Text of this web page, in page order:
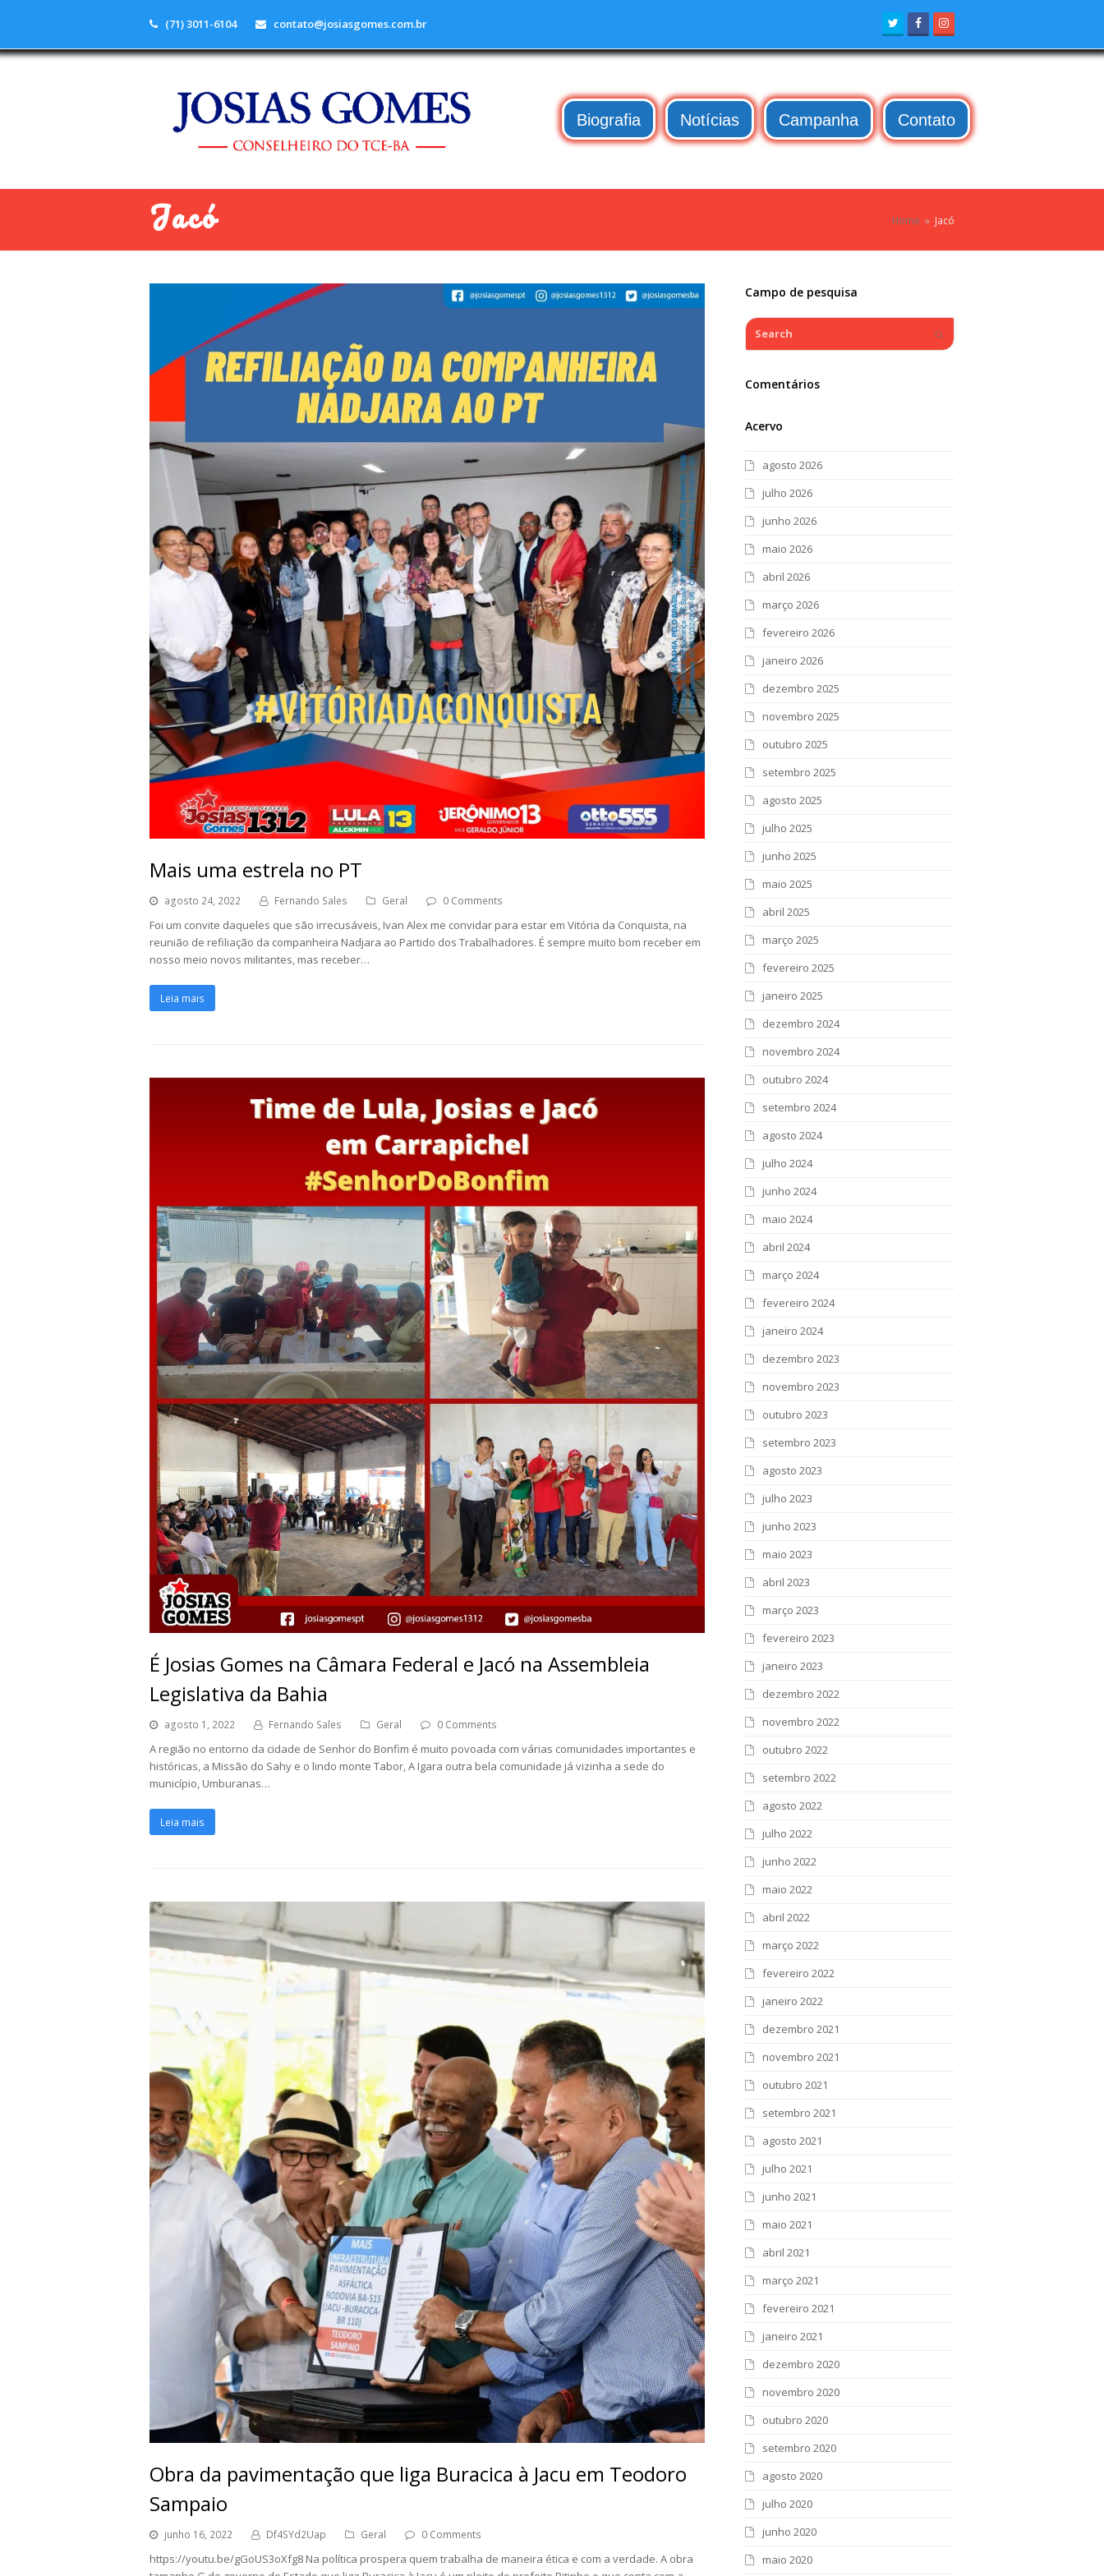
(71) 3011-6104 contato@josiasgomes.com.br TwitterFacebook
Biografia Notícias Campanha Contato
Jacó Home » Jacó
Mais uma estrela no PT
agosto 24, 2022 Fernando Sales Geral 0 Comments
Foi um convite daqueles que são irrecusáveis, Ivan Alex me convidar para estar em Vitória da Conquista, na
reunião de refiliação da companheira Nadjara ao Partido dos Trabalhadores. É sempre muito bom receber em
nosso meio novos militantes, mas receber…
Leia mais
É Josias Gomes na Câmara Federal e Jacó na Assembleia
Legislativa da Bahia
agosto 1, 2022 Fernando Sales Geral 0 Comments
A região no entorno da cidade de Senhor do Bonfim é muito povoada com várias comunidades importantes e
históricas, a Missão do Sahy e o lindo monte Tabor, A Igara outra bela comunidade já vizinha a sede do
município, Umburanas…
Leia mais
Obra da pavimentação que liga Buracica à Jacu em Teodoro
Sampaio
junho 16, 2022 Df4SYd2Uap Geral 0 Comments
https://youtu.be/gGoUS3oXfg8 Na política prospera quem trabalha de maneira ética e com a verdade. A obra
Campo de pesquisa
Search
Comentários
Acervo
agosto 2026
julho 2026
junho 2026
maio 2026
abril 2026
março 2026
fevereiro 2026
janeiro 2026
dezembro 2025
novembro 2025
outubro 2025
setembro 2025
agosto 2025
julho 2025
junho 2025
maio 2025
abril 2025
março 2025
fevereiro 2025
janeiro 2025
dezembro 2024
novembro 2024
outubro 2024
setembro 2024
agosto 2024
julho 2024
junho 2024
maio 2024
abril 2024
março 2024
fevereiro 2024
janeiro 2024
dezembro 2023
novembro 2023
outubro 2023
setembro 2023
agosto 2023
julho 2023
junho 2023
maio 2023
abril 2023
março 2023
fevereiro 2023
janeiro 2023
dezembro 2022
novembro 2022
outubro 2022
setembro 2022
agosto 2022
julho 2022
junho 2022
maio 2022
abril 2022
março 2022
fevereiro 2022
janeiro 2022
dezembro 2021
novembro 2021
outubro 2021
setembro 2021
agosto 2021
julho 2021
junho 2021
maio 2021
abril 2021
março 2021
fevereiro 2021
janeiro 2021
dezembro 2020
novembro 2020
outubro 2020
setembro 2020
agosto 2020
julho 2020
junho 2020
maio 2020